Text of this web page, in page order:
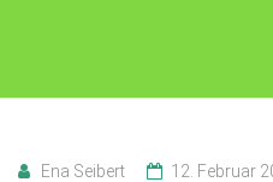
Ena Seibert 12. Februar